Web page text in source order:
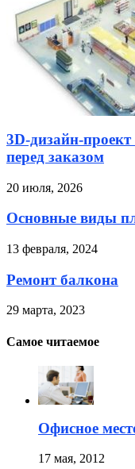
3D-дизайн-
перед заказом
20 июля, 2026
Основные виды
13 февраля, 2024
Ремонт балкона
29 марта, 2023
Самое читаемое
Офисное
17 мая, 2012